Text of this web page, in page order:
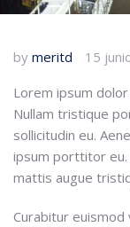
by meritd 15
Lorem ipsum
Nullam tristique
sollicitudin eu.
ipsum porttitor eu.
mattis augue
Curabitur